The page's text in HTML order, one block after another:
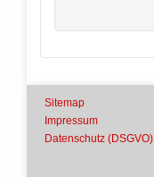
Sitemap
Impressum
Datenschutz (DSGVO)